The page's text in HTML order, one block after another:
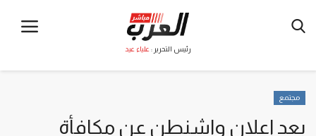
رئيس التحرير : علياء عيد
مجتمع
بعد إعلان واشنطن عن مكافأة